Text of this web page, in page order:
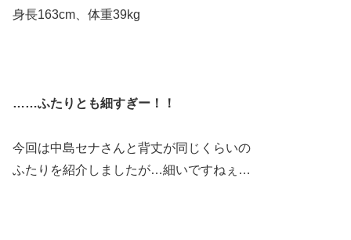
身長163cm、体重39kg
……ふたりとも細すぎー！！
今回は中島セナさんと背丈が同じくらいの
ふたりを紹介しましたが…細いですねぇ…